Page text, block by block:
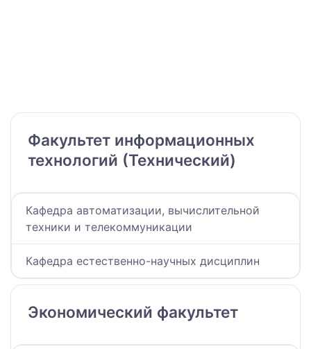
Факультет информационных
технологий (Технический)
Кафедра автоматизации, вычислительной
техники и телекоммуникации
Кафедра естественно-научных дисциплин
Экономический факультет